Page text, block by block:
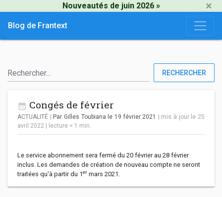
Nouveautés de juin 2026 » ×
Blog de Frantext
RECHERCHER
Congés de février
ACTUALITÉ Par Gilles Toubiana le 19 février 2021
| mis à jour le 25
avril 2022
lecture < 1 min.
Le service abonnement sera fermé du 20 février au 28 février
inclus. Les demandes de création de nouveau compte ne seront
traitées qu'à partir du 1er mars 2021.